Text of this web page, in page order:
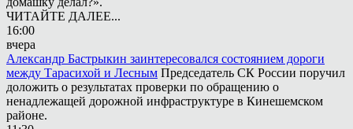
ЧИТАЙТЕ ДАЛЕЕ...
16:00
вчера
Александр Бастрыкин заинтересовался состоянием дороги
между Тарасихой и Лесным Председатель СК России поручил
доложить о результатах проверки по обращению о
ненадлежащей дорожной инфраструктуре в Кинешемском
районе.